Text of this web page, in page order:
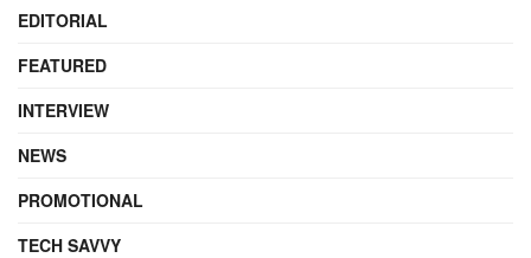
EDITORIAL
FEATURED
INTERVIEW
NEWS
PROMOTIONAL
TECH SAVVY